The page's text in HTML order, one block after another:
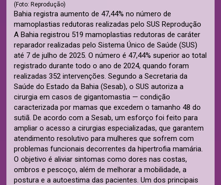
(Foto: Reprodução)
Bahia registra aumento de 47,44% no número de
mamoplastias redutoras realizadas pelo SUS Reprodução
A Bahia registrou 519 mamoplastias redutoras de caráter
reparador realizadas pelo Sistema Único de Saúde (SUS)
até 7 de julho de 2025. O número é 47,44% superior ao total
registrado durante todo o ano de 2024, quando foram
realizadas 352 intervenções. Segundo a Secretaria da
Saúde do Estado da Bahia (Sesab), o SUS autoriza a
cirurgia em casos de gigantomastia — condição
caracterizada por mamas que excedem o tamanho 48 do
sutiã. De acordo com a Sesab, um esforço foi feito para
ampliar o acesso a cirurgias especializadas, que garantem
atendimento resolutivo para mulheres que sofrem com
problemas funcionais decorrentes da hipertrofia mamária.
O objetivo é aliviar sintomas como dores nas costas,
ombros e pescoço, além de melhorar a mobilidade, a
postura e a autoestima das pacientes. Um dos principais